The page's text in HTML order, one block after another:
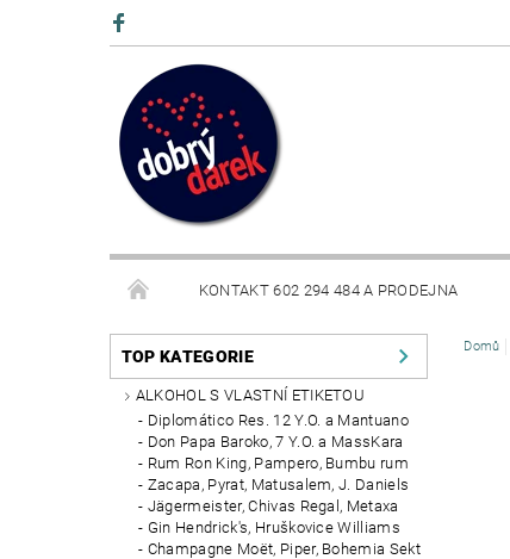
KONTAKT 602 294 484 A PRODEJNA
BLOG
TOP KATEGORIE
ALKOHOL S VLASTNÍ ETIKETOU
Diplomático Res. 12 Y.O. a Mantuano
Don Papa Baroko, 7 Y.O. a MassKara
Rum Ron King, Pampero, Bumbu rum
Zacapa, Pyrat, Matusalem, J. Daniels
Jägermeister, Chivas Regal, Metaxa
Gin Hendrick's, Hruškovice Williams
Champagne Moët, Piper, Bohemia Sekt
Domů